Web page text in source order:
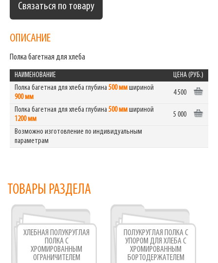
Связаться по товару
ОПИСАНИЕ
Полка багетная для хлеба
НАИМЕНОВАНИЕ
ЦЕНА (РУБ.)
Полка багетная для хлеба глубина 500 ммшириной
900 мм
4 500
Полка багетная для хлеба глубина 500 ммшириной
1200 мм
5 000
Возможно изготовление по индивидуальным
параметрам
ТОВАРЫ РАЗДЕЛА
ХЛЕБНАЯ ПОЛУКРУГЛАЯ
ПОЛКА С
ХРОМИРОВАННЫМ
ОГРАНИЧИТЕЛЕМ
ПОЛУКРУГЛАЯ ПОЛКА С
УПОРОМ ДЛЯ ХЛЕБА С
ХРОМИРОВАННЫМ
БОРТОДЕРЖАТЕЛЕМ